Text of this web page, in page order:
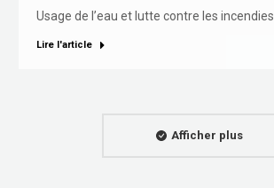
Usage de l’eau et lutte contre les incendies
Lire l'article
Afficher plus